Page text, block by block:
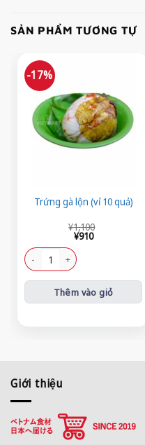
SẢN PHẨM TƯƠNG TỰ
-17%
Trứng gà lộn (vỉ 10 quả)
¥1,100
¥1,100.
¥910
tại
là:
¥910.
Trứng gà lộn (vỉ 10 quả) số lượng
Thêm vào giỏ
Giới thiệu